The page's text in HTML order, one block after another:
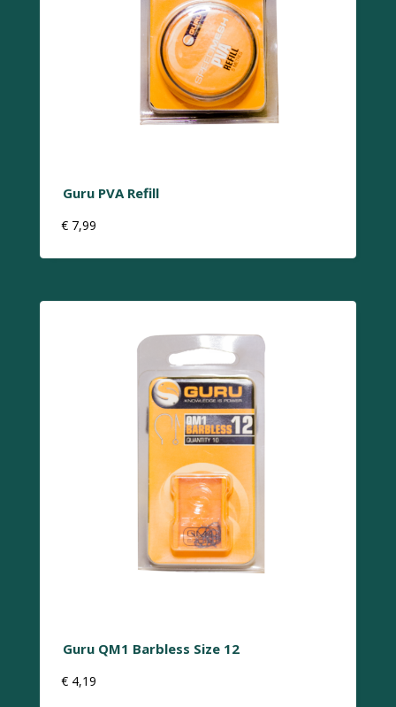
Guru PVA Refill
€ 7,99
Guru QM1 Barbless Size 12
€ 4,19